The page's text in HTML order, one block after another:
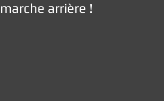
marche arrière !